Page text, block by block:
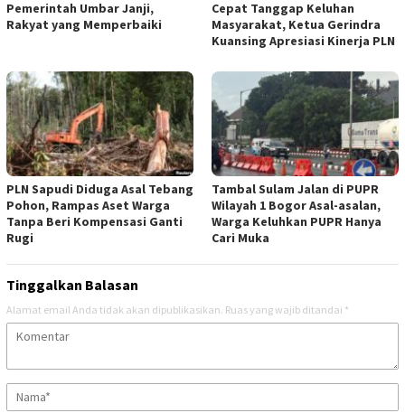
Pemerintah Umbar Janji,
Rakyat yang Memperbaiki
Cepat Tanggap Keluhan
Masyarakat, Ketua Gerindra
Kuansing Apresiasi Kinerja PLN
PLN Sapudi Diduga Asal Tebang
Pohon, Rampas Aset Warga
Tanpa Beri Kompensasi Ganti
Rugi
Tambal Sulam Jalan di PUPR
Wilayah 1 Bogor Asal-asalan,
Warga Keluhkan PUPR Hanya
Cari Muka
Tinggalkan Balasan
Alamat email Anda tidak akan dipublikasikan. Ruas yang wajib ditandai *